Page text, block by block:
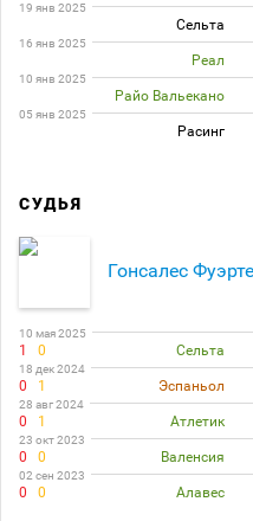
19 янв 2025
Сельта
16 янв 2025
Реал
10 янв 2025
Райо Вальекано
05 янв 2025
Расинг
СУДЬЯ
Гонсалес
10 мая 2025
1 0 Сельта
18 дек 2024
0 1 Эспаньол
28 авг 2024
0 1 Атлетик
23 окт 2023
0 0 Валенсия
02 сен 2023
0 0 Алавес